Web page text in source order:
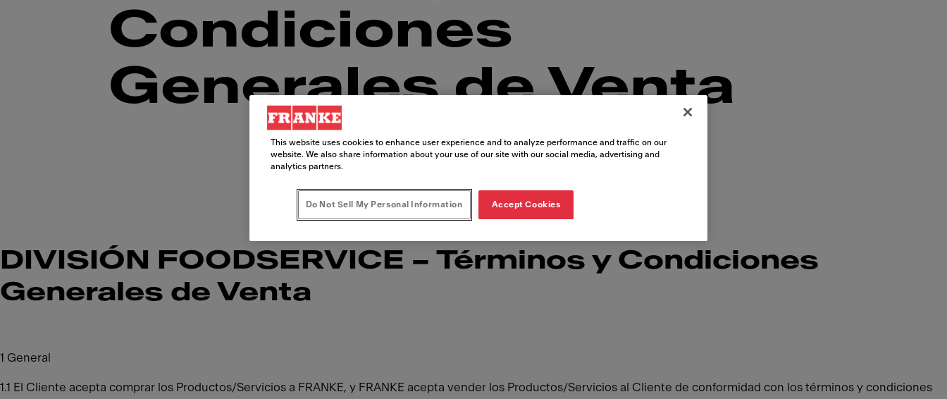
Condiciones
Generales de Venta
DIVISIÓN FOODSERVICE – Términos y Condiciones
Generales de Venta
1 General
1.1 El Cliente acepta comprar los Productos/Servicios a FRANKE, y FRANKE acepta vender los Productos/Servicios al Cliente de conformidad con los términos y condiciones
This website uses cookies to enhance user experience and to analyze performance and traffic on our
website. We also share information about your use of our site with our social media, advertising and
analytics partners.
Do Not Sell My Personal Information Accept Cookies